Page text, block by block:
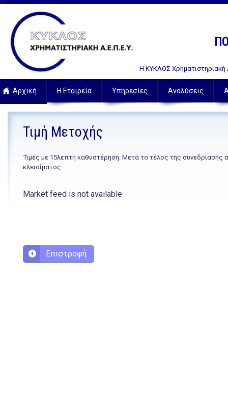
Η ΚΥΚΛΟΣ Χρηματιστηριακή
Αρχική Η Εταιρεία Υπηρεσίες Αναλύσεις
Τιμή Μετοχής
Τιμές με 15λεπτη καθυστέρηση. Μετά το τέλος της συνεδρίασης
κλεισίματος.
Market feed is not available
Επιστροφή